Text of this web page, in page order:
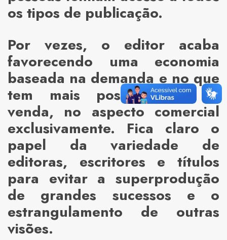
os tipos de publicação.
Por vezes, o editor acaba
favorecendo uma economia
baseada na demanda e no que
tem mais possibilidade de
venda, no aspecto comercial
exclusivamente. Fica claro o
papel da variedade de
editoras, escritores e títulos
para evitar a superprodução
de grandes sucessos e o
estrangulamento de outras
visões.